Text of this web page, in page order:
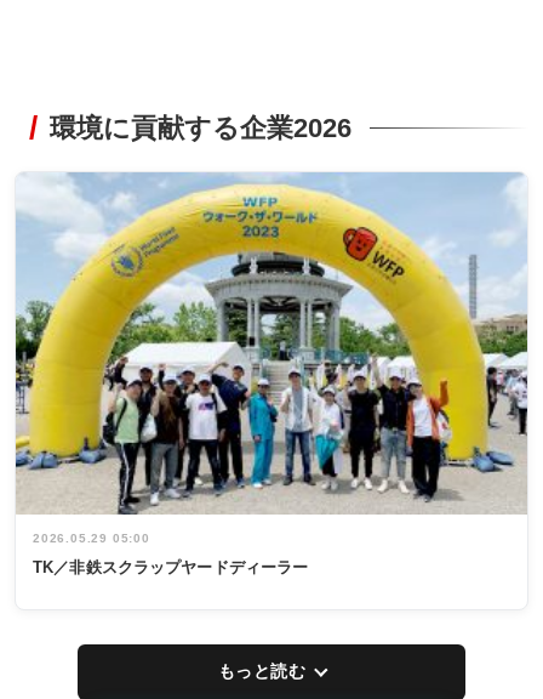
環境に貢献する企業2026
2026.05.29 05:00
TK／非鉄スクラップヤードディーラー
もっと読む